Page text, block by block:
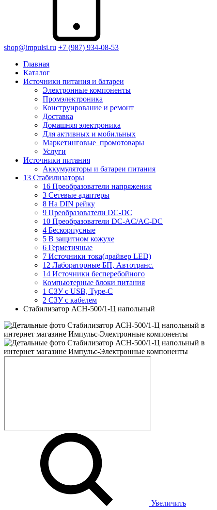
shop@impulsi.ru +7 (987) 934-08-53
Главная
Каталог
Источники питания и батареи
Электронные компоненты
Промэлектроника
Конструирование и ремонт
Доставка
Домашняя электроника
Для активных и мобильных
Маркетинговые_промотовары
Услуги
Источники питания
Аккумуляторы и батареи питания
13 Стабилизаторы
16 Преобразователи напряжения
3 Сетевые адаптеры
8 На DIN рейку
9 Преобразователи DC-DC
10 Преобразователи DC-AC/AC-DC
4 Бескорпусные
5 В защитном кожухе
6 Герметичные
7 Источники тока(драйвер LED)
12 Лабораторные БП, Автотранс.
14 Источники бесперебойного
Компьютерные блоки питания
1 СЗУ с USB, Type-C
2 СЗУ с кабелем
Стабилизатор АСН-500/1-Ц напольный
Увеличить